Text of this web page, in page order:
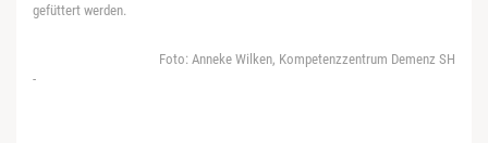
gefüttert werden.
Foto: Anneke Wilken, Kompetenzzentrum Demenz SH
-